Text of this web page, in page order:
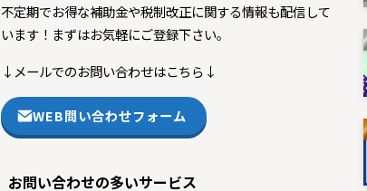
不定期でお得な補助金や税制改正に関する情報も配信して
います！まずはお気軽にご登録下さい。
↓メールでのお問い合わせはこちら↓
WEB問い合わせフォーム
お問い合わせの多いサービス